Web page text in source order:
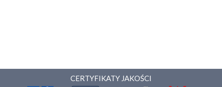
CERTYFIKATY JAKOŚCI